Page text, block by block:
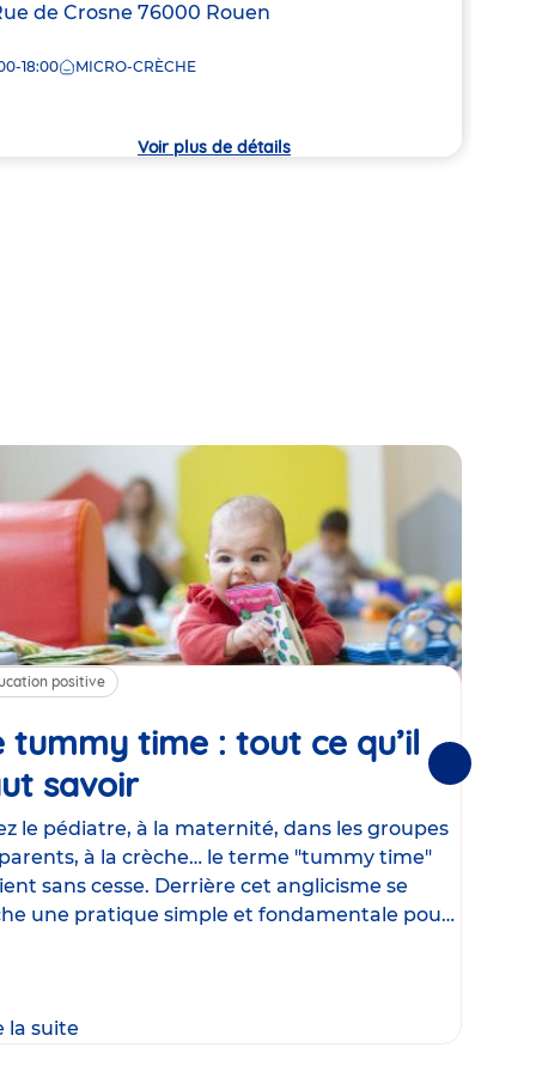
de Crosne 76000 Rouen
18:00 MICRO-CRÈCHE
Voir plus de détails
positive
tummy time : tout ce qu’il
savoirArticle
le pédiatre, à la maternité, dans les groupes
à la crèche… le terme "tummy time"
sans cesse. Derrière cet anglicisme se
une pratique simple et fondamentale pour
la suite
Suivantes